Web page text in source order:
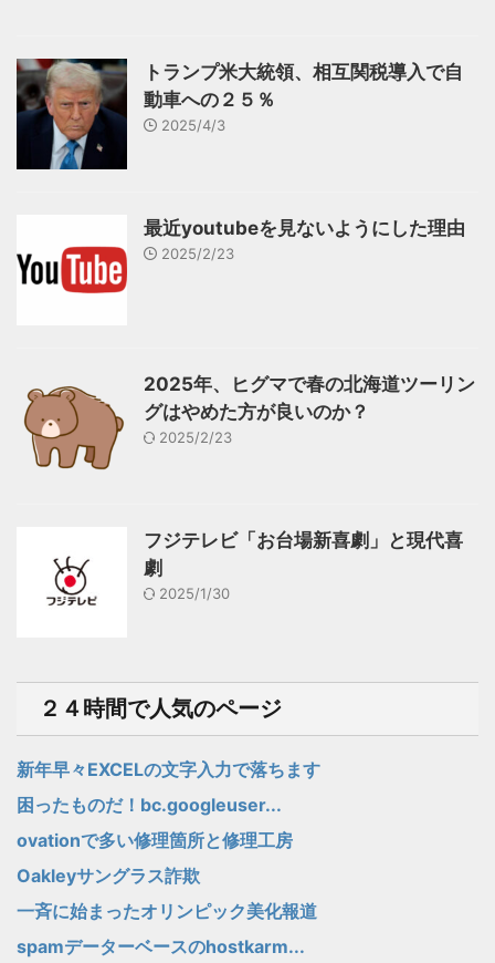
トランプ米大統領、相互関税導入で自
動車への２５％
2025/4/3
最近youtubeを見ないようにした理由
2025/2/23
2025年、ヒグマで春の北海道ツーリン
グはやめた方が良いのか？
2025/2/23
フジテレビ「お台場新喜劇」と現代喜
劇
2025/1/30
２４時間で人気のページ
新年早々EXCELの文字入力で落ちます
困ったものだ！bc.googleuser...
ovationで多い修理箇所と修理工房
Oakleyサングラス詐欺
一斉に始まったオリンピック美化報道
spamデーターベースのhostkarm...